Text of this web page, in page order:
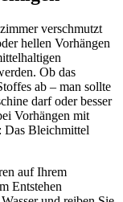
verschmutzt
hellen Vorhängen
Ob das
ab – man sollte
darf oder besser
Vorhängen mit
Das Bleichmittel
auf Ihrem
Entstehen